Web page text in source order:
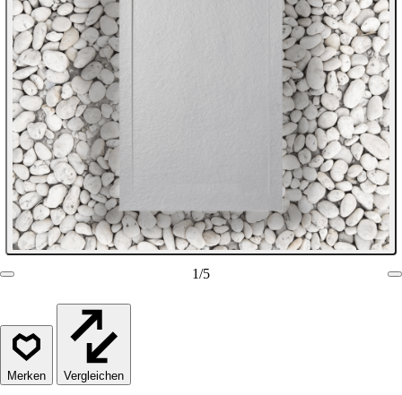
1/5
Vergleichen